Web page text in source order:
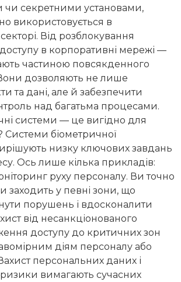
чи секретними установами,
використовується в
Від розблокування
в корпоративні мережі —
частиною повсякденного
дозволяють не лише
та дані, але й забезпечити
над багатьма процесами.
системи — це вигідно для
Системи біометричної
низку ключових завдань
Ось лише кілька прикладів:
руху персоналу. Ви точно
заходить у певні зони, що
порушень і вдосконалити
від несанкціонованого
доступу до критичних зон
діям персоналу або
персональних даних і
вимагають сучасних